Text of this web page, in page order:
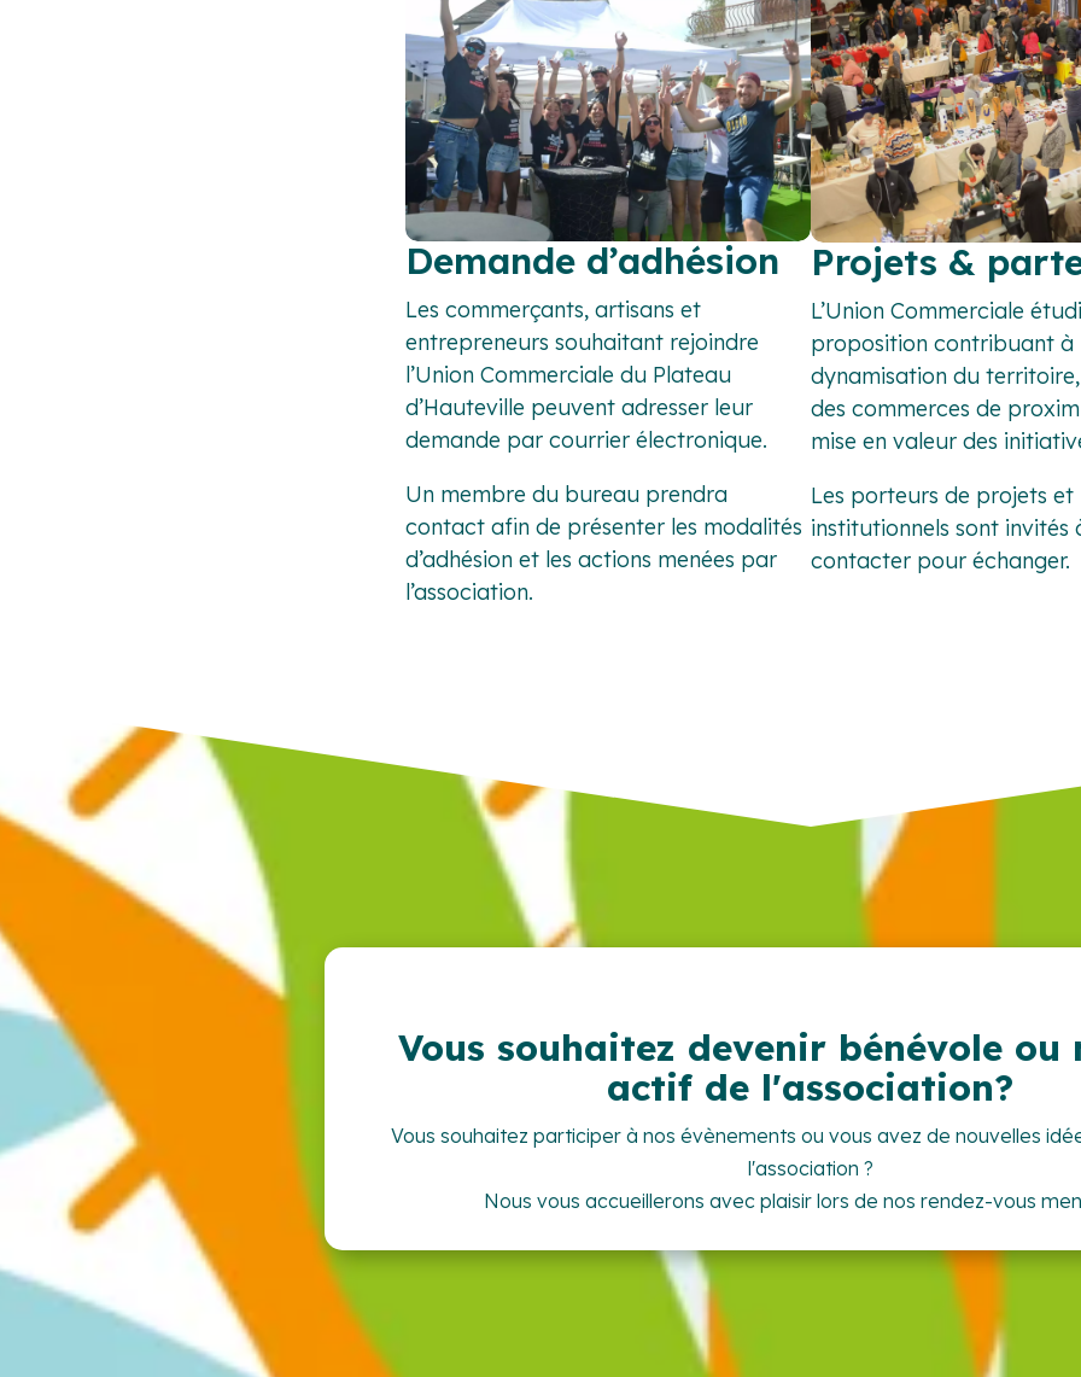
Demande d’adhésion
Les commerçants, artisans et
entrepreneurs souhaitant rejoindre
l’Union Commerciale du Plateau
d’Hauteville peuvent adresser leur
demande par courrier électronique.
Un membre du bureau prendra
contact afin de présenter les modalités
d’adhésion et les actions menées par
l’association.
Projets &
L’Union Commerciale
proposition contribuant à
dynamisation du
des commerces de
mise en valeur des
Les porteurs de projets
institutionnels sont invités
contacter pour échanger.
Vous souhaitez devenir bénévole ou
actif de l'association?
Vous souhaitez participer à nos évènements ou vous avez de nouvelles
l'association ?
Nous vous accueillerons avec plaisir lors de nos rendez-vous